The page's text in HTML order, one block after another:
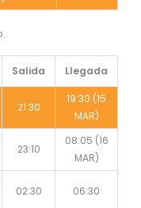
Salida Llegada
21:30
19:30 (15
MAR)
23:10
08:05 (16
MAR)
02:30 06:30